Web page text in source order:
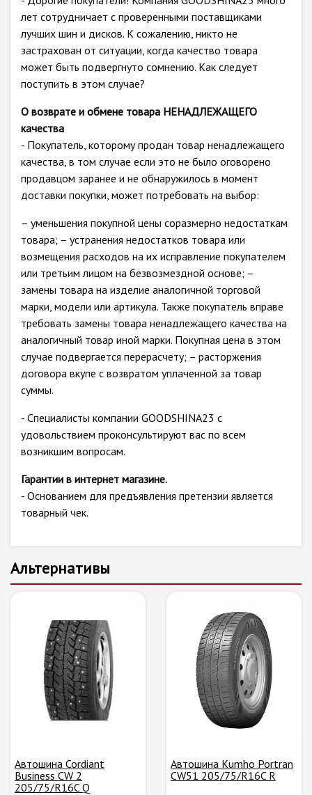
лет сотрудничает с проверенными поставщиками
лучших шин и дисков. К сожалению, никто не
застрахован от ситуации, когда качество товара
может быть подвергнуто сомнению. Как следует
поступить в этом случае?
О возврате и обмене товара НЕНАДЛЕЖАЩЕГО
качества
- Покупатель, которому продан товар ненадлежащего
качества, в том случае если это не было оговорено
продавцом заранее и не обнаружилось в момент
доставки покупки, может потребовать на выбор:
– уменьшения покупной цены соразмерно недостаткам
товара; – устранения недостатков товара или
возмещения расходов на их исправление покупателем
или третьим лицом на безвозмездной основе; –
замены товара на изделие аналогичной торговой
марки, модели или артикула. Также покупатель вправе
требовать замены товара ненадлежащего качества на
аналогичный товар иной марки. Покупная цена в этом
случае подвергается перерасчету; – расторжения
договора вкупе с возвратом уплаченной за товар
суммы.
- Специалисты компании GOODSHINA23 с
удовольствием проконсультируют вас по всем
возникшим вопросам.
Гарантии в интернет магазине.
- Основанием для предъявления претензии является
товарный чек.
Альтернативы
Автошина Cordiant
Business CW 2
205/75/R16C Q
Автошина Kumho Portran
CW51 205/75/R16C R